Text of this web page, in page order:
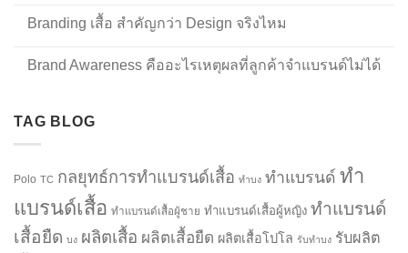
Branding เสื้อ สำคัญกว่า Design จริงไหม
Brand Awareness คืออะไรเหตุผลที่ลูกค้าจำแบรนด์ไม่ได้
TAG BLOG
Polo TC กลยุทธ์การทำแบรนด์เสื้อ ทำบง ทำแบรนด์ ทำ
แบรนด์เสื้อ ทำแบรนด์เสื้อผู้ชาย ทำแบรนด์เสื้อผู้หญิง ทำแบรนด์
เสื้อยืด บง ผลิตเสื้อ ผลิตเสื้อยืด ผลิตเสื้อโปโล รับทำบง รับผลิต